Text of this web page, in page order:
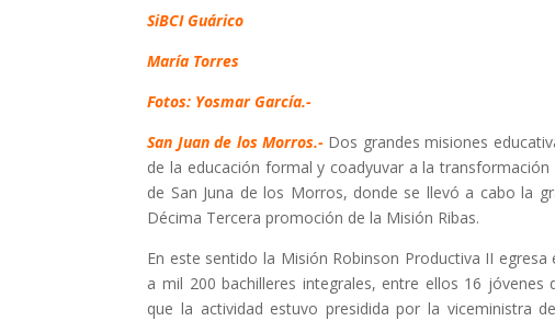
SiBCI Guárico
María Torres
Fotos: Yosmar García.-
San Juan de los Morros.- Dos grandes misiones
de la educación formal y coadyuvar a la
de San Juna de los Morros, donde se llevó a cabo la
Décima Tercera promoción de la Misión Ribas.
En este sentido la Misión Robinson Productiva II
a mil 200 bachilleres integrales, entre ellos 16
que la actividad estuvo presidida por la viceministra